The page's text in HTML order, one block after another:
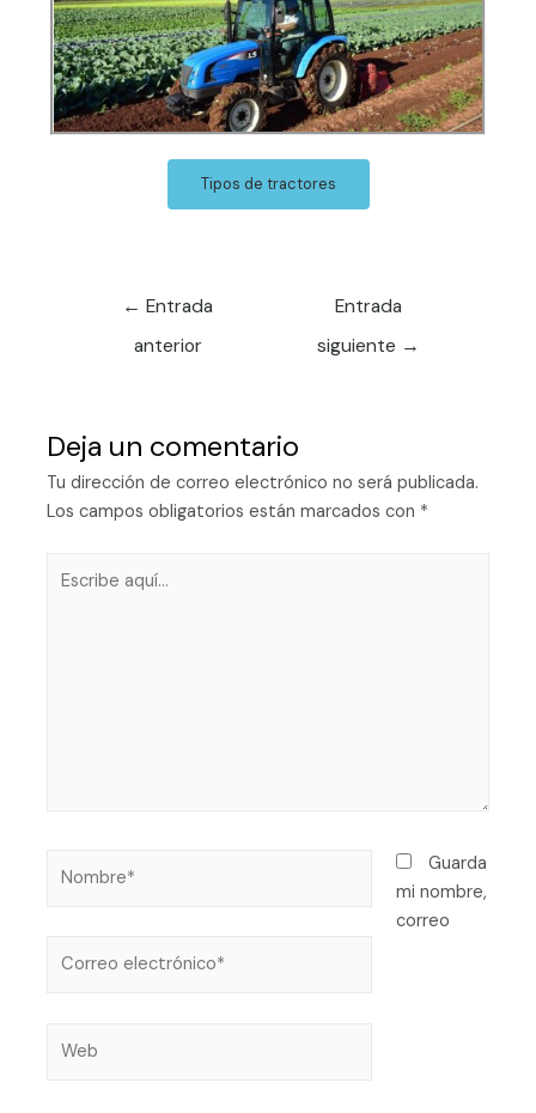
Tipos de tractores
← Entrada
anterior
Entrada
siguiente →
Deja un comentario
Tu dirección de correo electrónico no será publicada.
Los campos obligatorios están marcados con *
Guarda
mi nombre,
correo